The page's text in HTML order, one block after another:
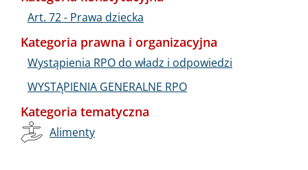
Art. 72 - Prawa dziecka
Kategoria prawna i organizacyjna
Wystąpienia RPO do władz i odpowiedzi
WYSTĄPIENIA GENERALNE RPO
Kategoria tematyczna
Alimenty